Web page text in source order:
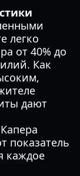
легко
от 40% до
Как
дают
показатель
каждое